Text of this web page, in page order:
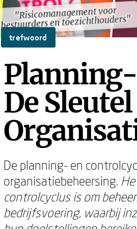
"Risicomanagement voor
bestuurders en toezichthouders"
"Risicomanagement voor
bestuurders en toezichthouders"
trefwoord
De
De planning- en
organisatiebeheersing.
controlcyclus is om
bedrijfsvoering, waarbij